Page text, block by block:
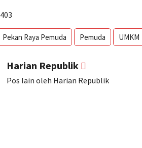
403
Pekan Raya Pemuda Pemuda UMKM
Harian Republik
Pos lain oleh Harian Republik